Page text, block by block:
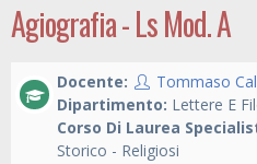
Agiografia - Ls Mod. A
Docente:
Tommaso
Dipartimento: Lettere E
Corso Di Laurea
Storico - Religiosi